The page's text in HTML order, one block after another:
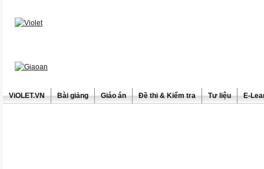
ViOLET.VN Bài giảng Giáo án Đề thi & Kiểm tra Tư liệu E-